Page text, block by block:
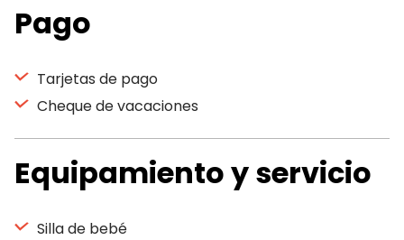
Pago
Tarjetas de pago
Cheque de vacaciones
Equipamiento y servicio
Silla de bebé